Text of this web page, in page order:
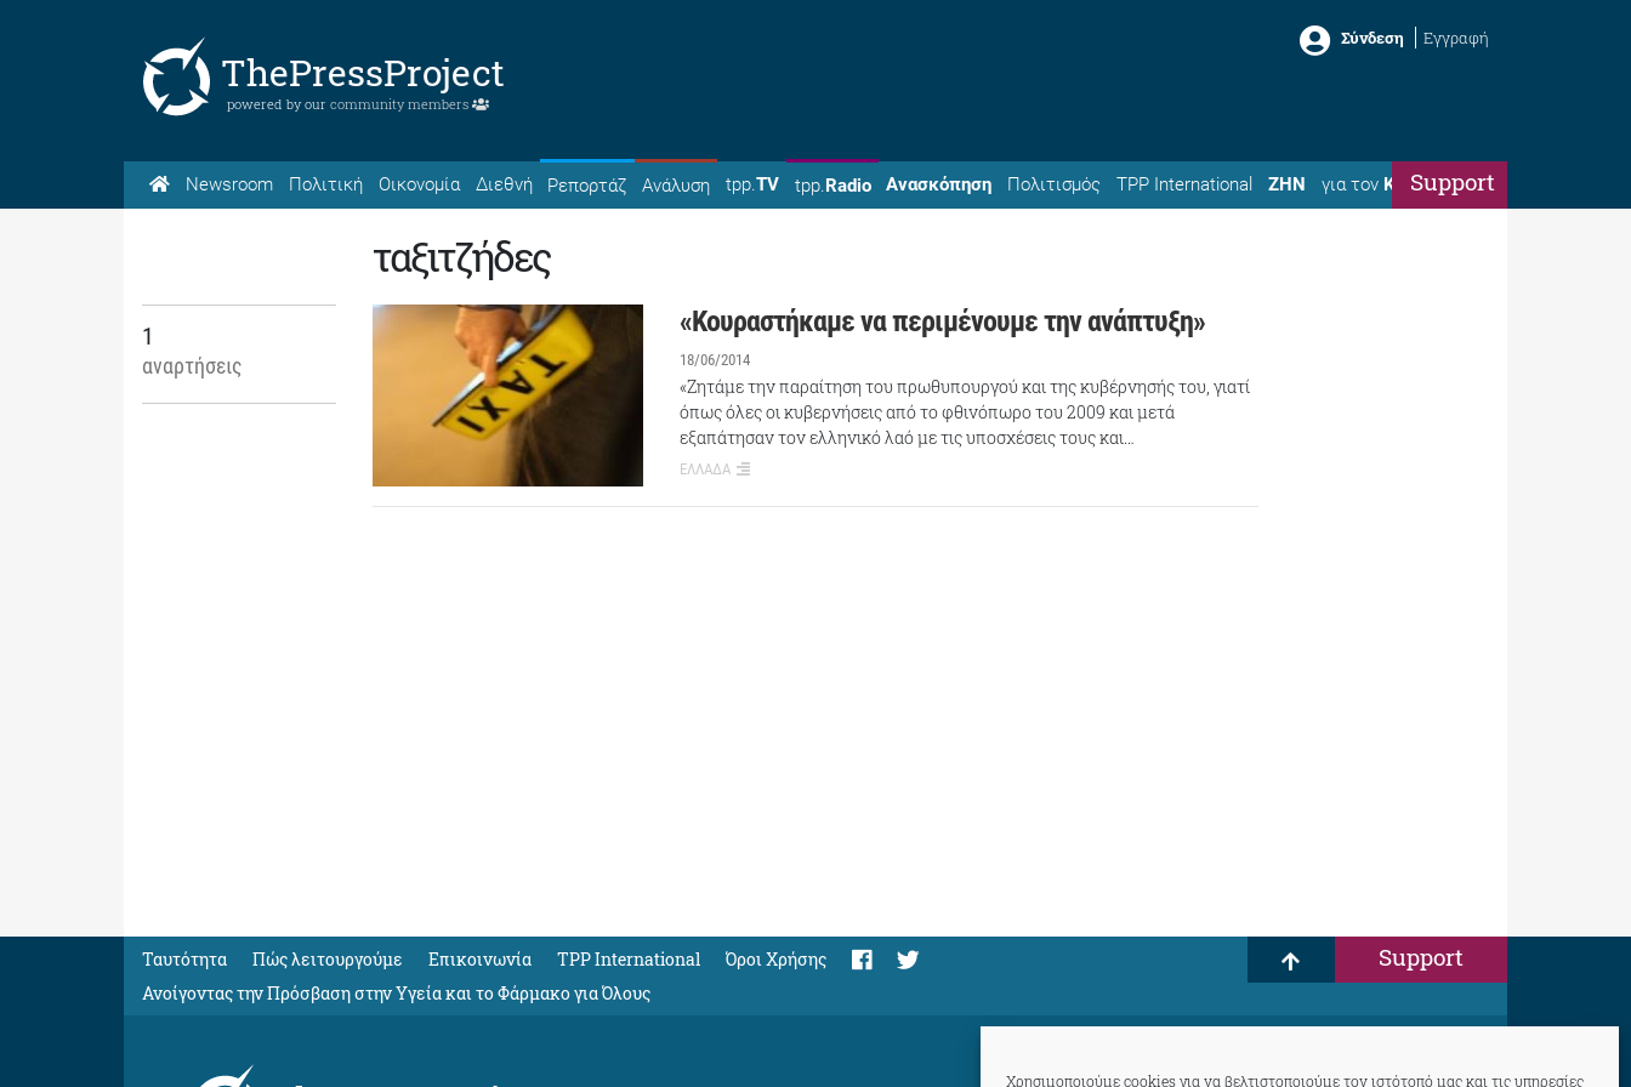
Χρησιμοποιούμε cookies για να βελτιστοποιούμε τον ιστότοπό μας και τις υπηρεσίες
ThePressProject
powered by our community members
Σύνδεση Εγγραφή
Newsroom Πολιτική Οικονομία Διεθνή Ρεπορτάζ Ανάλυση tpp.TV tpp.Radio Ανασκόπηση Πολιτισμός TPP International ΖΗΝ για τον ΚώσταSupport
ταξιτζήδες
1
αναρτήσεις
«Κουραστήκαμε να περιμένουμε την ανάπτυξη»
18/06/2014
«Ζητάμε την παραίτηση του πρωθυπουργού και της κυβέρνησής του, γιατί
όπως όλες οι κυβερνήσεις από το φθινόπωρο του 2009 και μετά
εξαπάτησαν τον ελληνικό λαό με τις υποσχέσεις τους και…
ΕΛΛΑΔΑ
Ταυτότητα Πώς λειτουργούμε Eπικοινωνία TPP International
Όροι Χρήσης
Ανοίγοντας την Πρόσβαση στην Υγεία και το Φάρμακο για Όλους
Support